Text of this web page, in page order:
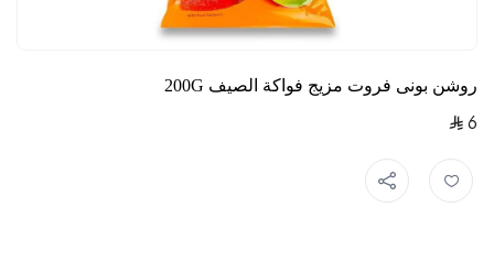
روشن بونى فروت مزيج فواكة الصيف 200G
6